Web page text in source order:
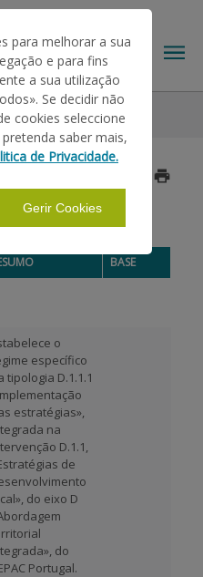
BASE
o
específico
tipologia D.1.1.1
estratégias»,
na
D.1.1,
de
do eixo D
do
Portugal.
para melhorar a sua
e para fins
a sua utilização
Se decidir não
cookies seleccione
saber mais,
de Privacidade.
Gerir Cookies